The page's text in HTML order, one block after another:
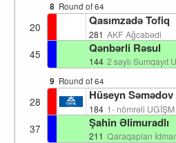
8 Round of 64
20 Qasımzadə Tofiq
281 AKF Ağcabədi
45 Qənbərli Rəsul
144 2 saylı Sumqayıt
9 Round of 64
28 Hüseyn Səmədov
184 1- nömrəli UGİŞM
37 Şahin Əlimuradlı
211 Qaraqaplan